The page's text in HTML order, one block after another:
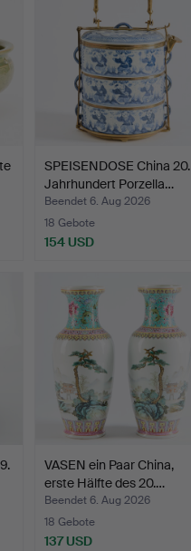
SPEISENDOSE China 20.
Jahrhundert Porzella…
Beendet 6. Aug 2026
18 Gebote
154 USD
VASEN ein Paar China,
erste Hälfte des 20.…
Beendet 6. Aug 2026
18 Gebote
137 USD